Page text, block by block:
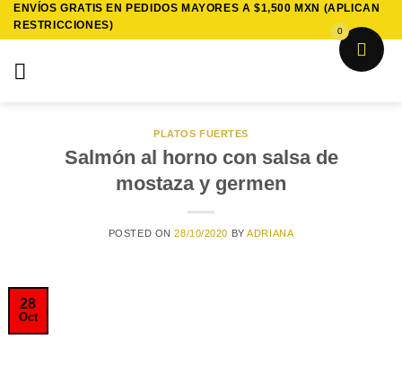
Saltar
ENVÍOS GRATIS EN PEDIDOS MAYORES A $1,500 MXN (APLICAN
RESTRICCIONES)
PLATOS FUERTES
Salmón al horno con salsa de
mostaza y germen
POSTED ON28/10/2020 BYADRIANA
28
Oct
0